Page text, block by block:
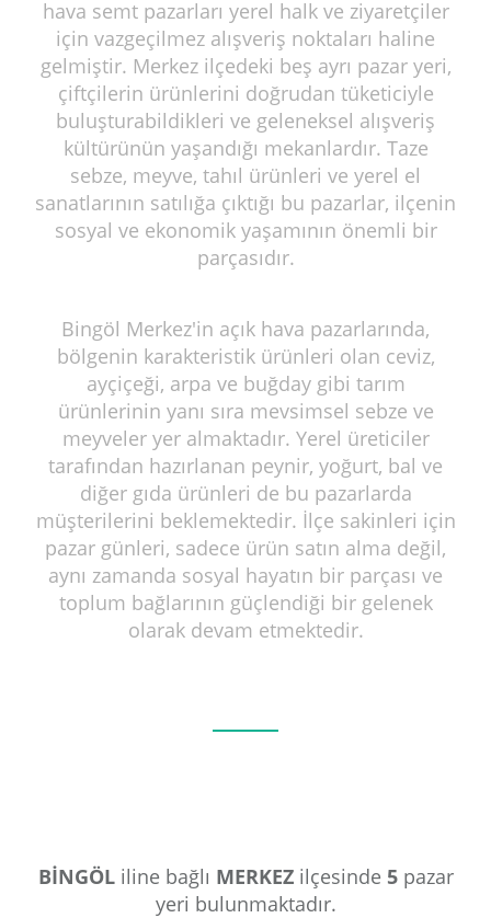
hava semt pazarları yerel halk ve ziyaretçiler
için vazgeçilmez alışveriş noktaları haline
gelmiştir. Merkez ilçedeki beş ayrı pazar yeri,
çiftçilerin ürünlerini doğrudan tüketiciyle
buluşturabildikleri ve geleneksel alışveriş
kültürünün yaşandığı mekanlardır. Taze
sebze, meyve, tahıl ürünleri ve yerel el
sanatlarının satılığa çıktığı bu pazarlar, ilçenin
sosyal ve ekonomik yaşamının önemli bir
parçasıdır.
Bingöl Merkez'in açık hava pazarlarında,
bölgenin karakteristik ürünleri olan ceviz,
ayçiçeği, arpa ve buğday gibi tarım
ürünlerinin yanı sıra mevsimsel sebze ve
meyveler yer almaktadır. Yerel üreticiler
tarafından hazırlanan peynir, yoğurt, bal ve
diğer gıda ürünleri de bu pazarlarda
müşterilerini beklemektedir. İlçe sakinleri için
pazar günleri, sadece ürün satın alma değil,
aynı zamanda sosyal hayatın bir parçası ve
toplum bağlarının güçlendiği bir gelenek
olarak devam etmektedir.
BİNGÖLiline bağlı MERKEZilçesinde 5pazar
yeri bulunmaktadır.